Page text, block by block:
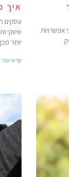
אפשרויות
איך
עסקים
יותר
קרא עוד